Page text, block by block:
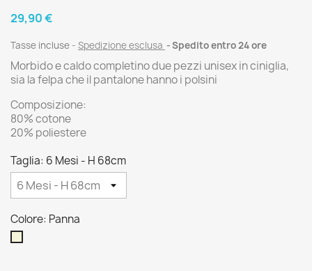
29,90 €
Tasse incluse Spedizione esclusa Spedito entro 24 ore
Morbido e caldo completino due pezzi unisex in ciniglia,
sia la felpa che il pantalone hanno i polsini
Composizione:
80% cotone
20% poliestere
Taglia: 6 Mesi - H 68cm
Colore: Panna